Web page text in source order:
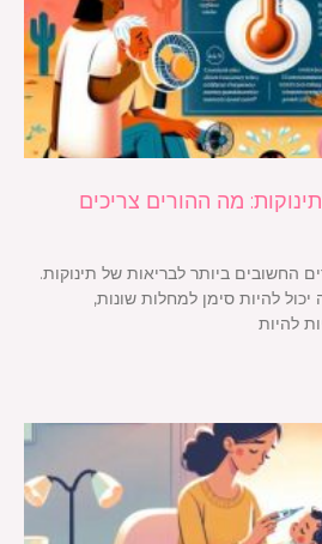
מה ההורים צריכים
החשובים ביותר לבריאות של תינוקות.
יכול להיות סימן למחלות שונות,
להיות